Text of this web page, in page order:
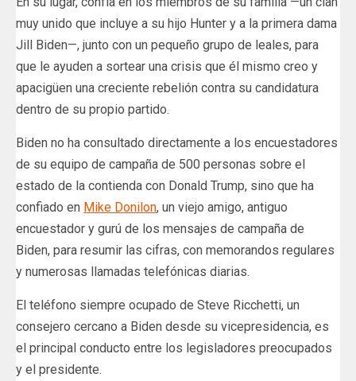
muy unido que incluye a su hijo Hunter y a la primera dama
Jill Biden—, junto con un pequeño grupo de leales, para
que le ayuden a sortear una crisis que él mismo creo y
apacigüen una creciente rebelión contra su candidatura
dentro de su propio partido.
Biden no ha consultado directamente a los encuestadores
de su equipo de campaña de 500 personas sobre el
estado de la contienda con Donald Trump, sino que ha
confiado en Mike Donilon, un viejo amigo, antiguo
encuestador y gurú de los mensajes de campaña de
Biden, para resumir las cifras, con memorandos regulares
y numerosas llamadas telefónicas diarias.
El teléfono siempre ocupado de Steve Ricchetti, un
consejero cercano a Biden desde su vicepresidencia, es
el principal conducto entre los legisladores preocupados
y el presidente.